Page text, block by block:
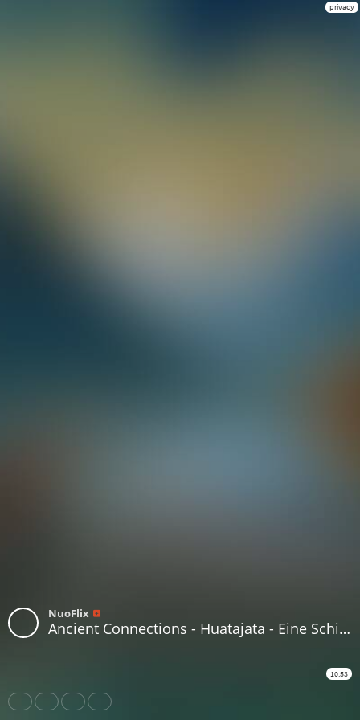
privacy
NuoFlix
Ancient Connections - Huatajata - Eine Schiffswerft hoch in den Anden
10:53
Share Like